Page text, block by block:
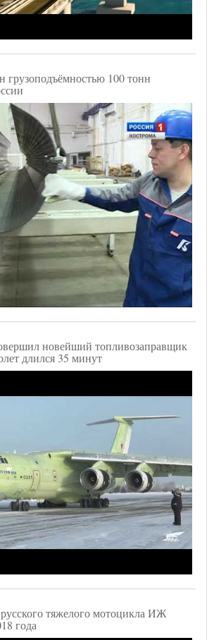
грузоподъёмностью 100 тонн
новейший топливозаправщик
длился 35 минут
тяжелого мотоцикла ИЖ
года